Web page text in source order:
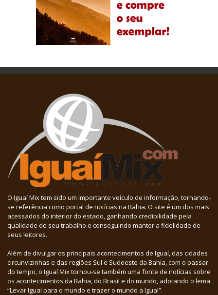
O Iguaí Mix tem sido um importante veículo de informação, tornando-
se referência como portal de notícias na Bahia. O site é um dos mais
acessados do interior do estado, ganhando credibilidade pela
qualidade de seu trabalho e conseguindo manter a fidelidade de
seus leitores.
Além de divulgar os principais acontecimentos de Iguaí, das cidades
circunvizinhas e das regiões Sul e Sudoeste da Bahia, com o passar
do tempo, o Iguaí Mix tornou-se também uma fonte de notícias sobre
os acontecimentos da Bahia, do Brasil e do mundo, adotando o lema
“Levar Iguaí para o mundo e trazer o mundo a Iguaí”.